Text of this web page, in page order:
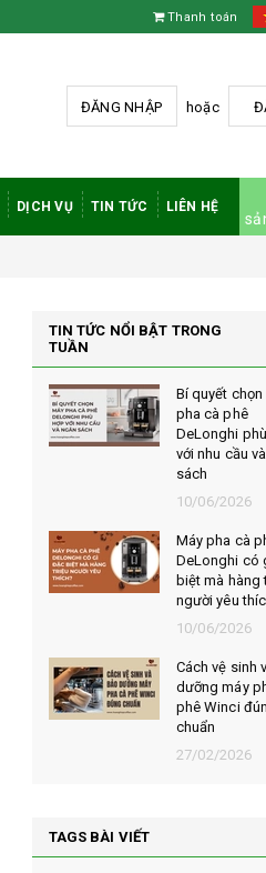
Thanh toán
ĐĂNG NHẬP hoặc
DỊCH VỤ TIN TỨC LIÊN HỆ
TIN TỨC NỔI BẬT TRONG
TUẦN
Bí quyết chọn
pha cà phê
DeLonghi
với nhu cầu
sách
10/06/2026
Máy pha cà
DeLonghi có
biệt mà hàng
người yêu
10/06/2026
Cách vệ sinh
dưỡng máy
phê Winci
chuẩn
27/02/2026
TAGS BÀI VIẾT